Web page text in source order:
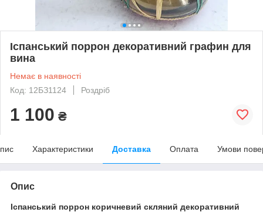
Іспанський поррон декоративний графин для
вина
Немає в наявності
Код: 12БЗ1124
Роздріб
1 100 ₴
Характеристики Доставка Оплата Умови
Опис
Іспанський поррон коричневий скляний декоративний